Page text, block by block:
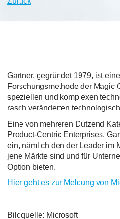
Gartner, gegründet 1979, ist
Forschungsmethode der Magic
speziellen und komplexen
rasch veränderten
Eine von mehreren Dutzend
Product-Centric Enterprises.
ein, nämlich den der Leader im
jene Märkte sind und für
Option bieten.
Hier geht es zur Meldung von
Bildquelle: Microsoft